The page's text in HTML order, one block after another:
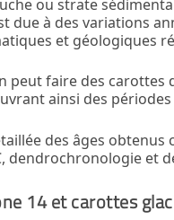
ou strate
due à des variations
et géologiques
peut faire des
ainsi des
des âges
dendrochronologie et
14 et carottes